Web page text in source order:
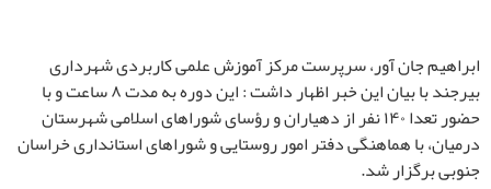
ابراهیم جان آور، سرپرست مرکز آموزش علمی کاربردی شهرداری
بیرجند با بیان این خبر اظهار داشت : این دوره به مدت ۸ ساعت و با
حضور تعدا ۱۴۰ نفر از دهیاران و ر ؤسای شوراهای اسلامی شهرستان
درمیان، با هماهنگی دفتر امور روستایی و شوراهای استانداری خراسان
جنوبی برگزار شد.